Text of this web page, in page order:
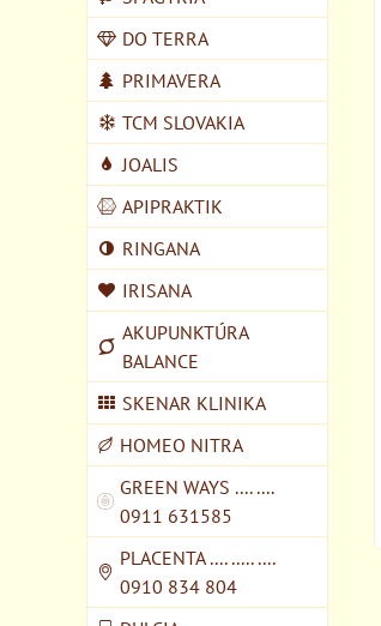
DO TERRA
PRIMAVERA
TCM SLOVAKIA
JOALIS
APIPRAKTIK
RINGANA
IRISANA
AKUPUNKTÚRA
BALANCE
SKENAR KLINIKA
HOMEO NITRA
GREEN WAYS .... ....
0911 631585
PLACENTA .... ..... ....
0910 834 804